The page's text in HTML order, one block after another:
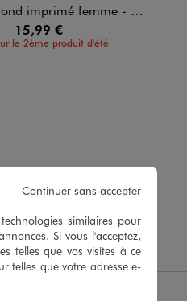
femme - Celine Dion
15,99 €
le 2ème produit d'été
2026 parJean Marie D.
similaires pour
Si vous l'acceptez,
telles que vos visites à ce
telles que votre adresse e-
Continuer sans accepter